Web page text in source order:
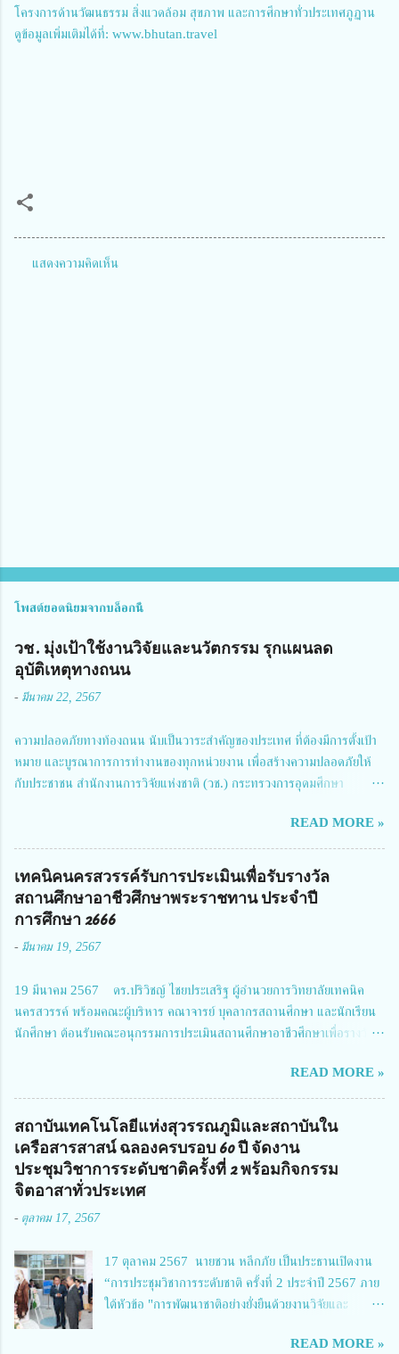
โครงการด้านวัฒนธรรม สิ่งแวดล้อม สุขภาพ และการศึกษาทั่วประเทศภูฏาน
ดูข้อมูลเพิ่มเติมได้ที่: www.bhutan.travel
แสดงความคิดเห็น
โพสต์ยอดนิยมจากบล็อกนี้
วช. มุ่งเป้าใช้งานวิจัยและนวัตกรรม รุกแผนลด
อุบัติเหตุทางถนน
- มีนาคม 22, 2567
ความปลอดภัยทางท้องถนน นับเป็นวาระสำคัญของประเทศ ที่ต้องมีการตั้งเป้า
หมาย และบูรณาการการทำงานของทุกหน่วยงาน เพื่อสร้างความปลอดภัยให้
กับประชาชน สำนักงานการวิจัยแห่งชาติ (วช.) กระทรวงการอุดมศึกษา
สมาคมวิศวกรรมชีวการแพทย์ไทย จัดการประชุมเผยแพร่ผลการดำเนินงาน
โครงการการวิจัยเชิงปฏิบัติการโดยบูรณาการทุกภาคส่วน เพื่อลดอุบัติเหตุและ
การเสียชีวิตให้สอดคล้องกับเป้าหมายแผนแม่บทฉบับที่ 5 ในวันที่ 22 มีนาคม
2567 โดยมี ดร.วิภารัตน์ ดีอ่อง ผู้อำนวยการสำนักงานการวิจัยแห่งชาติ เป็น
ประธานในพิธีเปิดพร้อมให้นโยบายการผลักดันงานวิจัยเพื่อความปลอดภัยทาง
การประชุมในครั้งนี้ นางสาวสตตกมล เกียรติพานิช ผู้อำนวยการกองบริหารทุน
Richmond Stylish Convention Hotel จังหวัดนนทบุรี ดร.วิภารัตน์ ดีอ่อง
ผู้อำนวยการสำนักงานการวิจัยแห่งชาติ กล่าวว่า วช. ในฐานะหน่วยงานบริหาร
จัดการทุนวิจัยและนวัตกรรมได้เล็งเห็นถึงความสำคัญของกา...
READ MORE »
เทคนิคนครสวรรค์รับการประเมินเพื่อรับรางวัล
สถานศึกษาอาชีวศึกษาพระราชทาน ประจำปี
การศึกษา 2666
- มีนาคม 19, 2567
19 มีนาคม 2567 ดร.ปริวิชญ์ ไชยประเสริฐ ผู้อำนวยการวิทยาลัยเทคนิค
นครสวรรค์ พร้อมคณะผู้บริหาร คณาจารย์ บุคลากรสถานศึกษา และนักเรียน
นักศึกษา ต้อนรับคณะอนุกรรมการประเมินสถานศึกษาอาชีวศึกษาเพื่อรางวัล
นายจักรภพ เนวะมาตย์ ผู้อำนวยการวิทยาลัยเทคนิคตาก ประธานคณะอนุกร
รมการฯ 1.นายวณิชา คณะใน ผู้ทรงคุณวุฒิ 2.นายภัทธาวุธ โพธา ผู้อำนวย
การวิทยาลัยสารพัดช่างกำแพงเพชร 3.นางสาวหัตถาภรณ์ เสาร์เรือน ผู้อำนวย
การวิทยาลัยการอาชีพบ้านตาก 4.นางเพ็ญศรี ขุนทอง ผู้อำนวยการวิทยาลัย
การอาชีพรัตนประสิทธิ์วิทย์ 5.นายธเนศ คงวังทอง ผู้อำนวยการวิทยาลัย
เกษตรและเทคโนโลยีพิจิตร 6.นายชัยณรงค์ คชมาตย์ ผู้อำนวยการวิทยาลัย
8.นายณัฐกฤต ภูทวี รองผู้อำนวยการวิทยาลัยเทคนิคตาก นายจักรภพ กล่าว
ยาวนาน มีบุคลากร นักเรียน นักศึกษาจำนวนมาก ต้องการควา...
READ MORE »
สถาบันเทคโนโลยีแห่งสุวรรณภูมิและสถาบันใน
เครือสารสาสน์ ฉลองครบรอบ 60 ปี จัดงาน
ประชุมวิชาการระดับชาติครั้งที่ 2 พร้อมกิจกรรม
จิตอาสาทั่วประเทศ
- ตุลาคม 17, 2567
17 ตุลาคม 2567 นายชวน หลีกภัย เป็นประธานเปิดงาน
“การประชุมวิชาการระดับชาติ ครั้งที่ 2 ประจำปี 2567 ภาย
ใต้หัวข้อ "การพัฒนาชาติอย่างยั่งยืนด้วยงานวิจัยและ
Technology National Conference 2024: 'Towards
READ MORE »